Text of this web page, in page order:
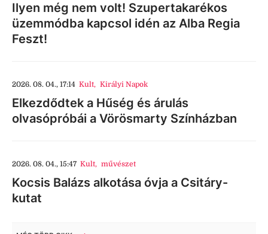
Ilyen még nem volt! Szupertakarékos
üzemmódba kapcsol idén az Alba Regia
Feszt!
2026. 08. 04., 17:14 Kult, Királyi Napok
Elkezdődtek a Hűség és árulás
olvasópróbái a Vörösmarty Színházban
2026. 08. 04., 15:47 Kult, művészet
Kocsis Balázs alkotása óvja a Csitáry-
kutat